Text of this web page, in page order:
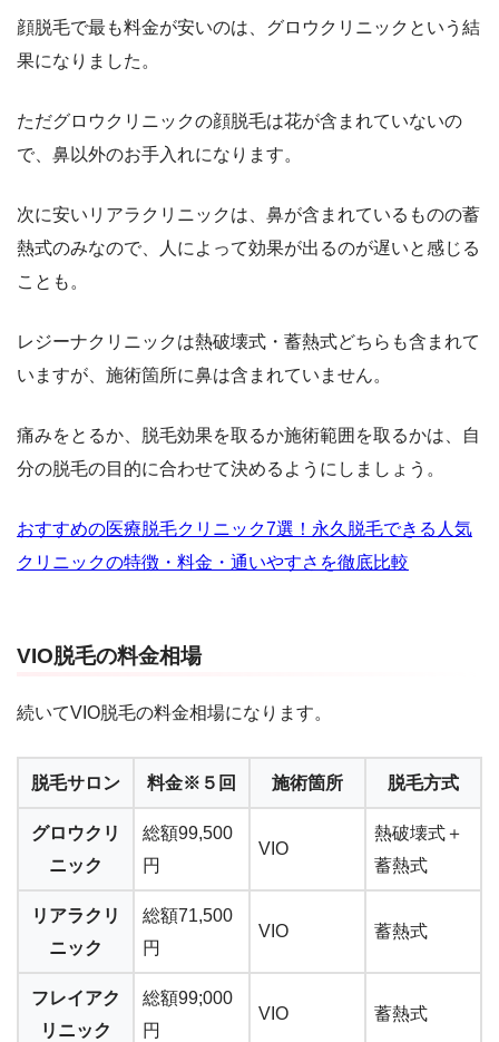
顔脱毛で最も料金が安いのは、グロウクリニックという結
果になりました。
ただグロウクリニックの顔脱毛は花が含まれていないの
で、鼻以外のお手入れになります。
次に安いリアラクリニックは、鼻が含まれているものの蓄
熱式のみなので、人によって効果が出るのが遅いと感じる
ことも。
レジーナクリニックは熱破壊式・蓄熱式どちらも含まれて
いますが、施術箇所に鼻は含まれていません。
痛みをとるか、脱毛効果を取るか施術範囲を取るかは、自
分の脱毛の目的に合わせて決めるようにしましょう。
おすすめの医療脱毛クリニック7選！永久脱毛できる人気
クリニックの特徴・料金・通いやすさを徹底比較
VIO脱毛の料金相場
続いてVIO脱毛の料金相場になります。
脱毛サロン 料金※５回 施術箇所 脱毛方式
グロウクリ
ニック
総額99,500
円
VIO
熱破壊式＋
蓄熱式
リアラクリ
ニック
総額71,500
円
VIO 蓄熱式
フレイアク
リニック
総額99;000
円
VIO 蓄熱式